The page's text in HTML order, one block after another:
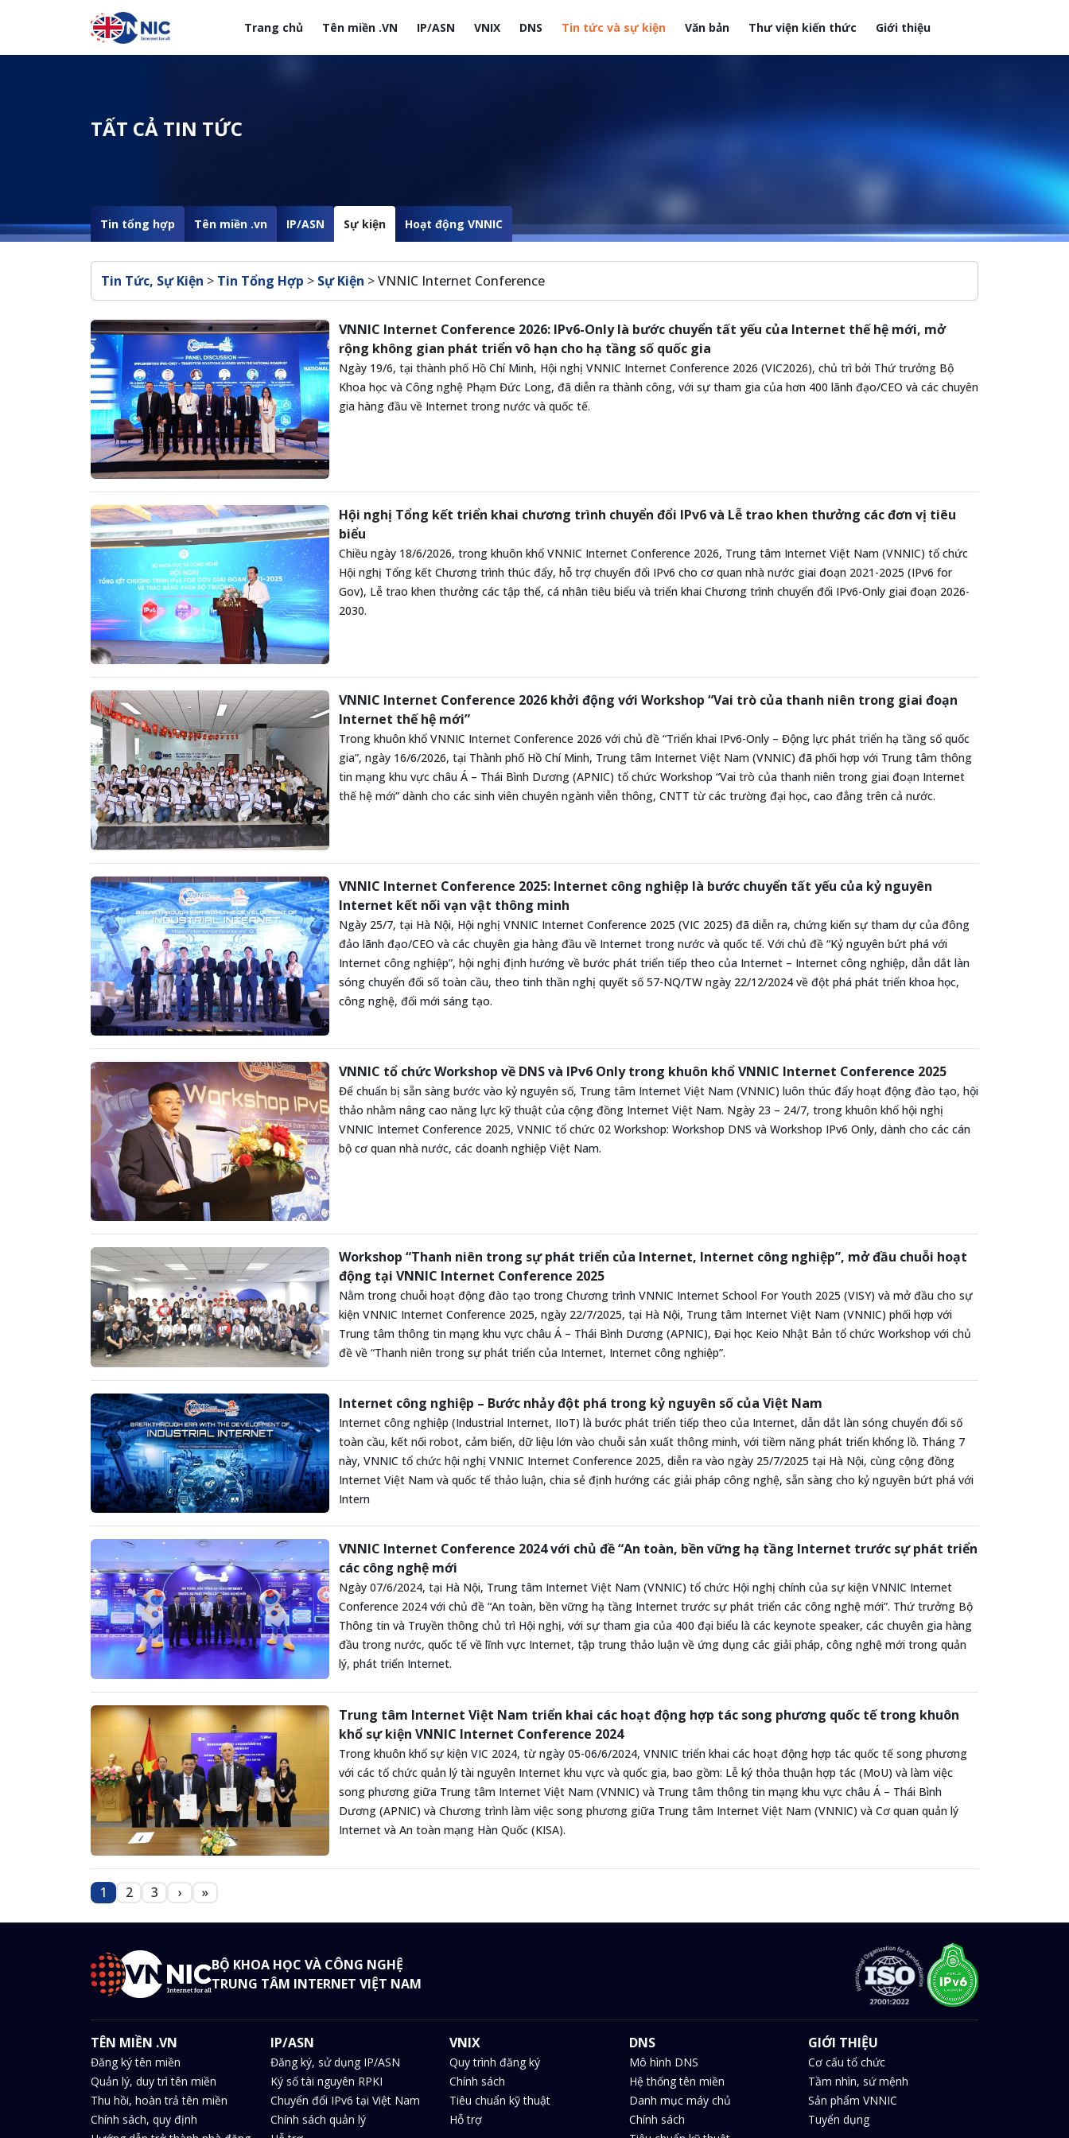
Nhảy đến nội dung
Trang chủ Tên miền .VN IP/ASN VNIX DNS Tin tức và sự kiện Văn bản Thư viện kiến thức Giới thiệu
Menuheader của website
TẤT CẢ TIN TỨC
Tin tổng hợp Tên miền .vn IP/ASN Sự kiện Hoạt động VNNIC
Breadcrumb
Tin Tức, Sự Kiện > Tin Tổng Hợp > Sự Kiện >VNNIC Internet Conference
VNNIC Internet Conference 2026: IPv6-Only là bước chuyển tất yếu của Internet thế hệ mới, mở
rộng không gian phát triển vô hạn cho hạ tầng số quốc gia
Ngày 19/6, tại thành phố Hồ Chí Minh, Hội nghị VNNIC Internet Conference 2026 (VIC2026), chủ trì bởi Thứ trưởng Bộ
Khoa học và Công nghệ Phạm Đức Long, đã diễn ra thành công, với sự tham gia của hơn 400 lãnh đạo/CEO và các chuyên
gia hàng đầu về Internet trong nước và quốc tế.
Hội nghị Tổng kết triển khai chương trình chuyển đổi IPv6 và Lễ trao khen thưởng các đơn vị tiêu
biểu
Chiều ngày 18/6/2026, trong khuôn khổ VNNIC Internet Conference 2026, Trung tâm Internet Việt Nam (VNNIC) tổ chức
Hội nghị Tổng kết Chương trình thúc đẩy, hỗ trợ chuyển đổi IPv6 cho cơ quan nhà nước giai đoạn 2021-2025 (IPv6 for
Gov), Lễ trao khen thưởng các tập thể, cá nhân tiêu biểu và triển khai Chương trình chuyển đổi IPv6-Only giai đoạn 2026-
2030.
VNNIC Internet Conference 2026 khởi động với Workshop “Vai trò của thanh niên trong giai đoạn
Internet thế hệ mới”
Trong khuôn khổ VNNIC Internet Conference 2026 với chủ đề “Triển khai IPv6-Only – Động lực phát triển hạ tầng số quốc
gia”, ngày 16/6/2026, tại Thành phố Hồ Chí Minh, Trung tâm Internet Việt Nam (VNNIC) đã phối hợp với Trung tâm thông
tin mạng khu vực châu Á – Thái Bình Dương (APNIC) tổ chức Workshop “Vai trò của thanh niên trong giai đoạn Internet
thế hệ mới” dành cho các sinh viên chuyên ngành viễn thông, CNTT từ các trường đại học, cao đẳng trên cả nước.
VNNIC Internet Conference 2025: Internet công nghiệp là bước chuyển tất yếu của kỷ nguyên
Internet kết nối vạn vật thông minh
Ngày 25/7, tại Hà Nội, Hội nghị VNNIC Internet Conference 2025 (VIC 2025) đã diễn ra, chứng kiến sự tham dự của đông
đảo lãnh đạo/CEO và các chuyên gia hàng đầu về Internet trong nước và quốc tế. Với chủ đề “Kỷ nguyên bứt phá với
Internet công nghiệp”, hội nghị định hướng về bước phát triển tiếp theo của Internet – Internet công nghiệp, dẫn dắt làn
sóng chuyển đổi số toàn cầu, theo tinh thần nghị quyết số 57-NQ/TW ngày 22/12/2024 về đột phá phát triển khoa học,
công nghệ, đổi mới sáng tạo.
VNNIC tổ chức Workshop về DNS và IPv6 Only trong khuôn khổ VNNIC Internet Conference 2025
Để chuẩn bị sẵn sàng bước vào kỷ nguyên số, Trung tâm Internet Việt Nam (VNNIC) luôn thúc đẩy hoạt động đào tạo, hội
thảo nhằm nâng cao năng lực kỹ thuật của cộng đồng Internet Việt Nam. Ngày 23 – 24/7, trong khuôn khổ hội nghị
VNNIC Internet Conference 2025, VNNIC tổ chức 02 Workshop: Workshop DNS và Workshop IPv6 Only, dành cho các cán
bộ cơ quan nhà nước, các doanh nghiệp Việt Nam.
Workshop “Thanh niên trong sự phát triển của Internet, Internet công nghiệp”, mở đầu chuỗi hoạt
động tại VNNIC Internet Conference 2025
Nằm trong chuỗi hoạt động đào tạo trong Chương trình VNNIC Internet School For Youth 2025 (VISY) và mở đầu cho sự
kiện VNNIC Internet Conference 2025, ngày 22/7/2025, tại Hà Nội, Trung tâm Internet Việt Nam (VNNIC) phối hợp với
Trung tâm thông tin mạng khu vực châu Á – Thái Bình Dương (APNIC), Đại học Keio Nhật Bản tổ chức Workshop với chủ
đề về “Thanh niên trong sự phát triển của Internet, Internet công nghiệp”.
Internet công nghiệp – Bước nhảy đột phá trong kỷ nguyên số của Việt Nam
Internet công nghiệp (Industrial Internet, IIoT) là bước phát triển tiếp theo của Internet, dẫn dắt làn sóng chuyển đổi số
toàn cầu, kết nối robot, cảm biến, dữ liệu lớn vào chuỗi sản xuất thông minh, với tiềm năng phát triển khổng lồ. Tháng 7
này, VNNIC tổ chức hội nghị VNNIC Internet Conference 2025, diễn ra vào ngày 25/7/2025 tại Hà Nội, cùng cộng đồng
Internet Việt Nam và quốc tế thảo luận, chia sẻ định hướng các giải pháp công nghệ, sẵn sàng cho kỷ nguyên bứt phá với
Intern
VNNIC Internet Conference 2024 với chủ đề “An toàn, bền vững hạ tầng Internet trước sự phát triển
các công nghệ mới
Ngày 07/6/2024, tại Hà Nội, Trung tâm Internet Việt Nam (VNNIC) tổ chức Hội nghị chính của sự kiện VNNIC Internet
Conference 2024 với chủ đề “An toàn, bền vững hạ tầng Internet trước sự phát triển các công nghệ mới”. Thứ trưởng Bộ
Thông tin và Truyền thông chủ trì Hội nghị, với sự tham gia của 400 đại biểu là các keynote speaker, các chuyên gia hàng
đầu trong nước, quốc tế về lĩnh vực Internet, tập trung thảo luận về ứng dụng các giải pháp, công nghệ mới trong quản
lý, phát triển Internet.
Trung tâm Internet Việt Nam triển khai các hoạt động hợp tác song phương quốc tế trong khuôn
khổ sự kiện VNNIC Internet Conference 2024
Trong khuôn khổ sự kiện VIC 2024, từ ngày 05-06/6/2024, VNNIC triển khai các hoạt động hợp tác quốc tế song phương
với các tổ chức quản lý tài nguyên Internet khu vực và quốc gia, bao gồm: Lễ ký thỏa thuận hợp tác (MoU) và làm việc
song phương giữa Trung tâm Internet Việt Nam (VNNIC) và Trung tâm thông tin mạng khu vực châu Á – Thái Bình
Dương (APNIC) và Chương trình làm việc song phương giữa Trung tâm Internet Việt Nam (VNNIC) và Cơ quan quản lý
Internet và An toàn mạng Hàn Quốc (KISA).
Pagination
Trang
1 Trang
2 Trang
3 Next page
› Last page
»
BỘ KHOA HỌC VÀ CÔNG NGHỆ
TRUNG TÂM INTERNET VIỆT NAM
TÊN MIỀN .VN
Đăng ký tên miền
Quản lý, duy trì tên miền
Thu hồi, hoàn trả tên miền
Chính sách, quy định
IP/ASN
Đăng ký, sử dụng IP/ASN
Ký số tài nguyên RPKI
Chuyển đổi IPv6 tại Việt Nam
Chính sách quản lý
VNIX
Quy trình đăng ký
Chính sách
Tiêu chuẩn kỹ thuật
Hỗ trợ
DNS
Mô hình DNS
Hệ thống tên miền
Danh mục máy chủ
Chính sách
GIỚI THIỆU
Cơ cấu tổ chức
Tầm nhìn, sứ mệnh
Sản phẩm VNNIC
Tuyển dụng